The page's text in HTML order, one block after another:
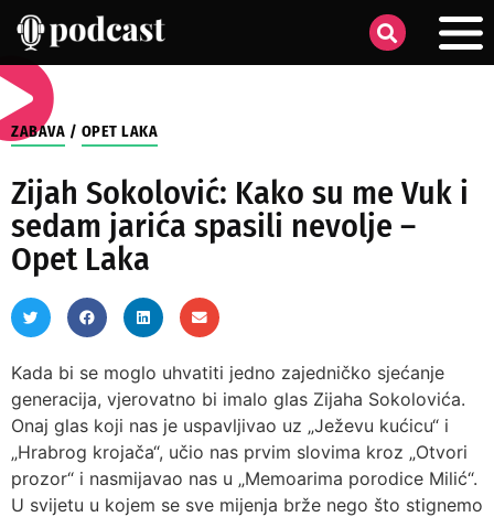
ZABAVA / OPET LAKA
Zijah Sokolović: Kako su me Vuk i
sedam jarića spasili nevolje –
Opet Laka
Kada bi se moglo uhvatiti jedno zajedničko sjećanje
generacija, vjerovatno bi imalo glas Zijaha Sokolovića.
Onaj glas koji nas je uspavljivao uz „Ježevu kućicu“ i
„Hrabrog krojača“, učio nas prvim slovima kroz „Otvori
prozor“ i nasmijavao nas u „Memoarima porodice Milić“.
U svijetu u kojem se sve mijenja brže nego što stignemo